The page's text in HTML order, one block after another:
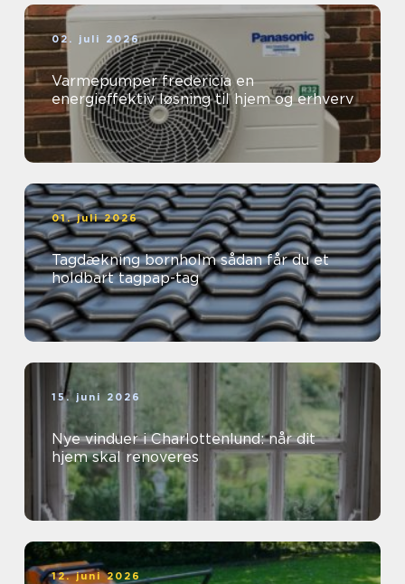
02. juli 2026
Varmepumper fredericia en
energieffektiv løsning til hjem og erhverv
01. juli 2026
Tagdækning bornholm sådan får du et
holdbart tagpap-tag
15. juni 2026
Nye vinduer i Charlottenlund: når dit
hjem skal renoveres
12. juni 2026